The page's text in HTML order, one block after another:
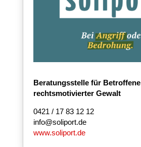
Beratungsstelle für Betroffene
rechtsmotivierter Gewalt
0421 / 17 83 12 12
info@soliport.de
www.soliport.de